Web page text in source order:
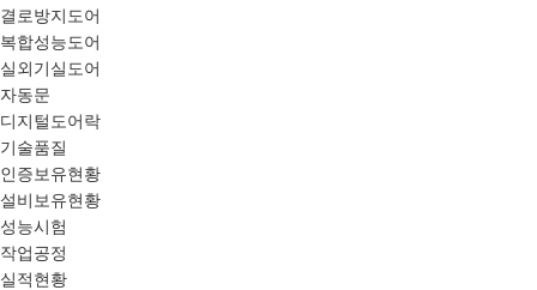
결로방지도어
복합성능도어
실외기실도어
자동문
디지털도어락
기술품질
인증보유현황
설비보유현황
성능시험
작업공정
실적현황